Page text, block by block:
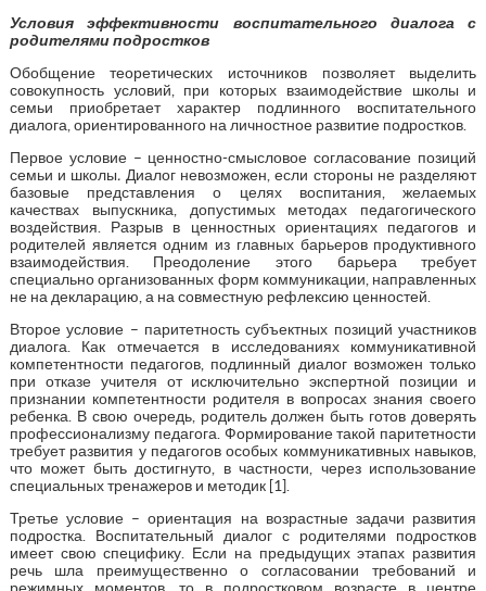
Условия эффективности воспитательного диалога с
родителями подростков
Обобщение теоретических источников позволяет выделить
совокупность условий, при которых взаимодействие школы и
семьи приобретает характер подлинного воспитательного
диалога, ориентированного на личностное развитие подростков.
Первое условие – ценностно-смысловое согласование позиций
семьи и школы. Диалог невозможен, если стороны не разделяют
базовые представления о целях воспитания, желаемых
качествах выпускника, допустимых методах педагогического
воздействия. Разрыв в ценностных ориентациях педагогов и
родителей является одним из главных барьеров продуктивного
взаимодействия. Преодоление этого барьера требует
специально организованных форм коммуникации, направленных
не на декларацию, а на совместную рефлексию ценностей.
Второе условие – паритетность субъектных позиций участников
диалога. Как отмечается в исследованиях коммуникативной
компетентности педагогов, подлинный диалог возможен только
при отказе учителя от исключительно экспертной позиции и
признании компетентности родителя в вопросах знания своего
ребенка. В свою очередь, родитель должен быть готов доверять
профессионализму педагога. Формирование такой паритетности
требует развития у педагогов особых коммуникативных навыков,
что может быть достигнуто, в частности, через использование
специальных тренажеров и методик [1].
Третье условие – ориентация на возрастные задачи развития
подростка. Воспитательный диалог с родителями подростков
имеет свою специфику. Если на предыдущих этапах развития
речь шла преимущественно о согласовании требований и
режимных моментов, то в подростковом возрасте в центре